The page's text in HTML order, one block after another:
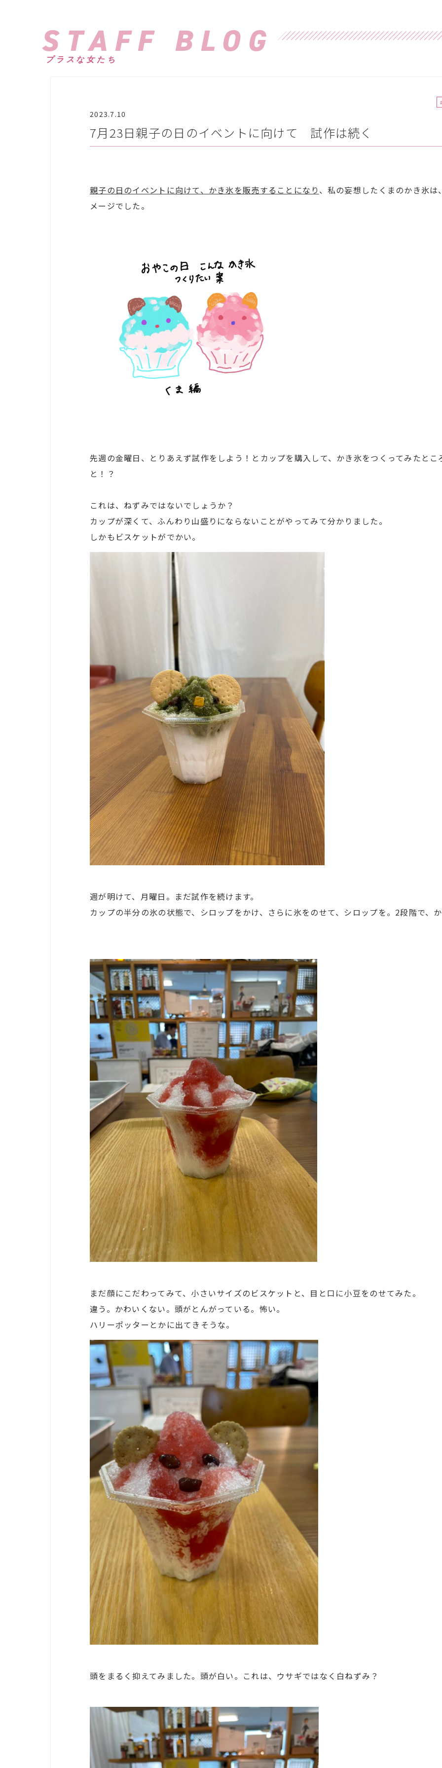
STAFF BLOG
プラスな女たち
2023.7.10
7月23日親子の日のイベントに向けて 試作は続く
親子の日のイベントに向けて、かき氷を販売することになり 、私の妄想したくまのかき氷は
メージでした。
先週の金曜日、とりあえず試作をしよう！とカップを購入して、かき氷をつくってみたとこ
と！？
これは、ねずみではないでしょうか？
カップが深くて、ふんわり山盛りにならないことがやってみて分かりました。
しかもビスケットがでかい。
週が明けて、月曜日。まだ試作を続けます。
カップの半分の氷の状態で、シロップをかけ、さらに氷をのせて、シロップを。2段階で、
まだ顔にこだわってみて、小さいサイズのビスケットと、目と口に小豆をのせてみた。
違う。かわいくない。頭がとんがっている。怖い。
ハリーポッターとかに出てきそうな。
頭をまるく抑えてみました。頭が白い。これは、ウサギではなく白ねずみ？